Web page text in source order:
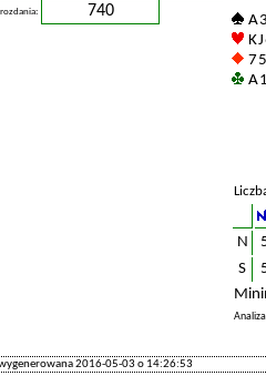
740
A
K
7
A
N
S
2016-05-03 o 14:26:53